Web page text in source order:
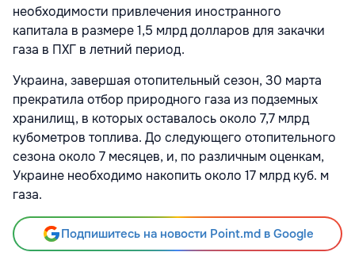
необходимости привлечения иностранного
капитала в размере 1,5 млрд долларов для закачки
газа в ПХГ в летний период.
Украина, завершая отопительный сезон, 30 марта
прекратила отбор природного газа из подземных
хранилищ, в которых оставалось около 7,7 млрд
кубометров топлива. До следующего отопительного
сезона около 7 месяцев, и, по различным оценкам,
Украине необходимо накопить около 17 млрд куб. м
газа.
Подпишитесь на новости Point.md в Google